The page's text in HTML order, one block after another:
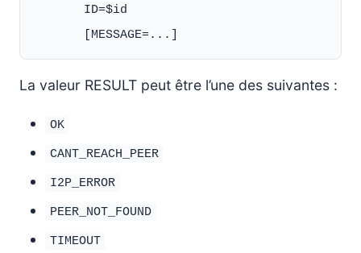
       ID=$id
La valeur RESULT peut être l’une des suivantes :
OK
CANT_REACH_PEER
I2P_ERROR
PEER_NOT_FOUND
TIMEOUT